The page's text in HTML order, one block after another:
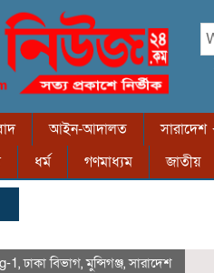
আইন-আদালত সারাদেশ
ধর্ম গণমাধ্যম জাতীয়
1,ঢাকা বিভাগ,মুন্সিগঞ্জ,সারাদেশ